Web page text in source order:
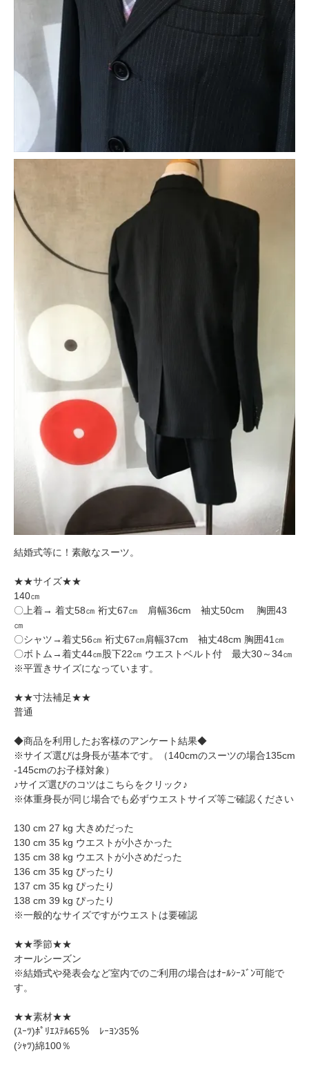
結婚式等に！素敵なスーツ。
★★サイズ★★
140㎝
〇上着→ 着丈58㎝ 裄丈67㎝ 肩幅36cm 袖丈50cm 胸囲43
㎝
〇シャツ→着丈56㎝ 裄丈67㎝肩幅37cm 袖丈48cm 胸囲41㎝
〇ボトム→着丈44㎝股下22㎝ ウエストベルト付 最大30～34㎝
※平置きサイズになっています。
★★寸法補足★★
普通
◆商品を利用したお客様のアンケート結果◆
※サイズ選びは身長が基本です。（140cmのスーツの場合135cm
-145cmのお子様対象）
♪サイズ選びのコツはこちらをクリック♪
※体重身長が同じ場合でも必ずウエストサイズ等ご確認ください
130 cm 27 kg 大きめだった
130 cm 35 kg ウエストが小さかった
135 cm 38 kg ウエストが小さめだった
136 cm 35 kg ぴったり
137 cm 35 kg ぴったり
138 cm 39 kg ぴったり
※一般的なサイズですがウエストは要確認
★★季節★★
オールシーズン
※結婚式や発表会など室内でのご利用の場合はｵｰﾙｼｰｽﾞﾝ可能で
す。
★★素材★★
(ｽｰﾂ)ﾎﾟﾘｴｽﾃﾙ65％ ﾚｰﾖﾝ35％
(ｼｬﾂ)綿100％